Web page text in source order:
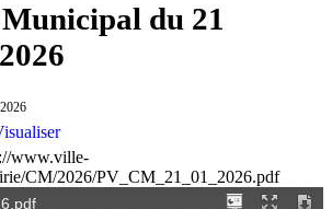
du 21
www.ville-
CM/2026/PV_CM_21_01_2026.pdf